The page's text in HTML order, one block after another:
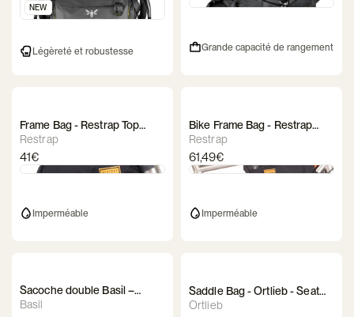
NEW
Légèreté et robustesse Grande capacité de rangement
Frame Bag - Restrap Top
Tube Bag
Restrap
41€
Imperméable
Bike Frame Bag - Restrap
Frame Bag
Restrap
61,49€
Imperméable
Sacoche double Basil –
Urban Load
Basil
Saddle Bag - Ortlieb - Seat
Pack
Ortlieb